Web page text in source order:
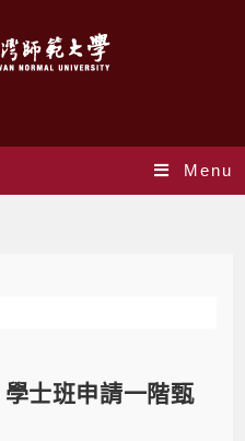
Menu
士班申請一階甄